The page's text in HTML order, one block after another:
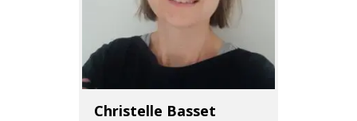
Christelle Basset